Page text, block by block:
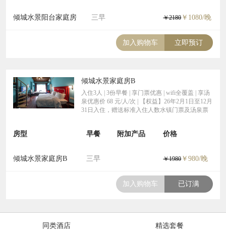
倾城水景阳台家庭房 三早 ￥2180￥1080/晚
加入购物车 立即预订
倾城水景家庭房B
入住3人 | 3份早餐 | 享门票优惠 | wifi全覆盖 | 享汤
泉优惠价 68 元/人/次 | 【权益】26年2月1日至12月
31日入住，赠送标准入住人数水镇门票及汤泉票
房型 早餐 附加产品 价格
倾城水景家庭房B 三早 ￥1980￥980/晚
加入购物车 已订满
同类酒店 精选套餐